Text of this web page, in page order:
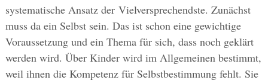
systematische Ansatz der Vielversprechendste. Zunächst
muss da ein Selbst sein. Das ist schon eine gewichtige
Voraussetzung und ein Thema für sich, dass noch geklärt
werden wird. Über Kinder wird im Allgemeinen bestimmt,
weil ihnen die Kompetenz für Selbstbestimmung fehlt. Sie